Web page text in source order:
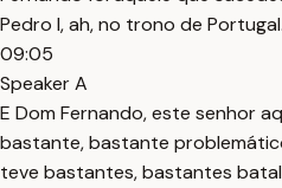
Pedro I, ah, no trono de Portugal.
09:05
Speaker A
E Dom Fernando, este senhor
bastante, bastante
teve bastantes, bastantes